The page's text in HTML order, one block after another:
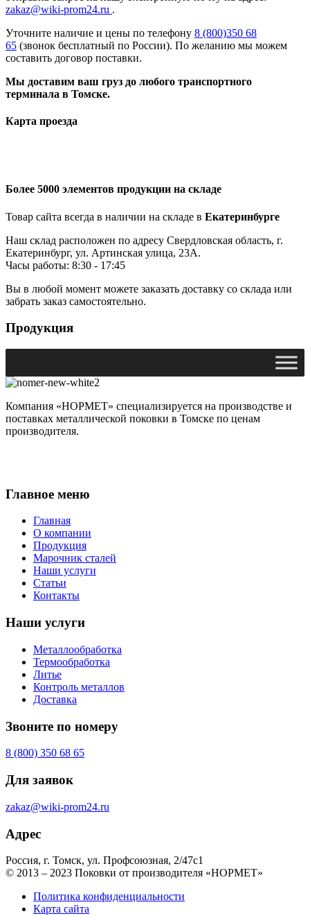
zakaz@wiki-prom24.ru .
Уточните наличие и цены по телефону 8 (800)350 68
65 (звонок бесплатный по России). По желанию мы можем
составить договор поставки.
Мы доставим ваш груз до любого транспортного
терминала в Томске.
Карта проезда
Более 5000 элементов продукции на складе
Товар сайта всегда в наличии на складе в Екатеринбурге
Наш склад расположен по адресу Свердловская область, г.
Екатеринбург, ул. Артинская улица, 23А.
Часы работы: 8:30 - 17:45
Вы в любой момент можете заказать доставку со склада или
забрать заказ самостоятельно.
Продукция
Компания «НОРМЕТ» специализируется на производстве и
поставках металлической поковки в Томске по ценам
производителя.
Главное меню
Главная
О компании
Продукция
Марочник сталей
Наши услуги
Статьи
Контакты
Наши услуги
Металлообработка
Термообработка
Литье
Контроль металлов
Доставка
Звоните по номеру
8 (800) 350 68 65
Для заявок
zakaz@wiki-prom24.ru
Адрес
Россия, г. Томск, ул. Профсоюзная, 2/47с1
© 2013 – 2023 Поковки от производителя «НОРМЕТ»
Политика конфиденциальности
Карта сайта